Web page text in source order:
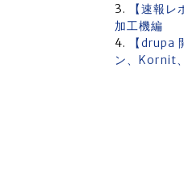
【速報
加工機編
【drupa
ン、Kornit